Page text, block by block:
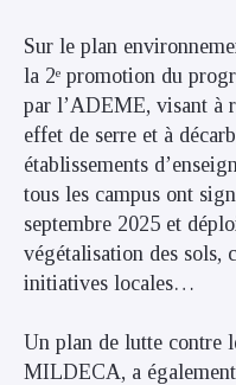
Sur le plan
la 2ᵉ promotion du
par l’ADEME, visant à
effet de serre et à
établissements
tous les campus ont
septembre 2025 et
végétalisation des sols,
initiatives locales…
Un plan de lutte contre
MILDECA, a